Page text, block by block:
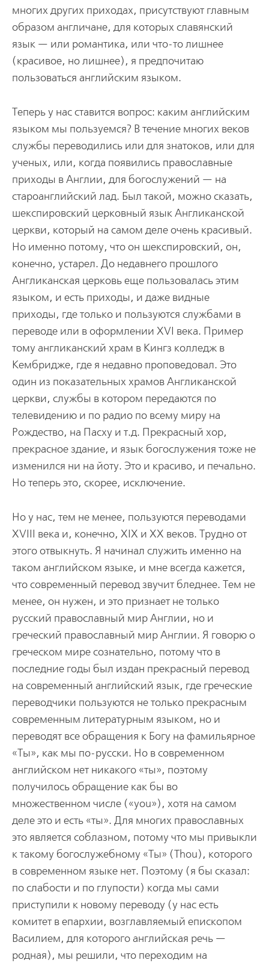
многих других приходах, присутствуют главным
образом англичане, для которых славянский
язык — или романтика, или что-то лишнее
(красивое, но лишнее), я предпочитаю
пользоваться английским языком.
Теперь у нас ставится вопрос: каким английским
языком мы пользуемся? В течение многих веков
службы переводились или для знатоков, или для
ученых, или, когда появились православные
приходы в Англии, для богослужений — на
староанглийский лад. Был такой, можно сказать,
шекспировский церковный язык Англиканской
церкви, который на самом деле очень красивый.
Но именно потому, что он шекспировский, он,
конечно, устарел. До недавнего прошлого
Англиканская церковь еще пользовалась этим
языком, и есть приходы, и даже видные
приходы, где только и пользуются службами в
переводе или в оформлении XVI века. Пример
тому англиканский храм в Кингз колледж в
Кембридже, где я недавно проповедовал. Это
один из показательных храмов Англиканской
церкви, службы в котором передаются по
телевидению и по радио по всему миру на
Рождество, на Пасху и т.д. Прекрасный хор,
прекрасное здание, и язык богослужения тоже не
изменился ни на йоту. Это и красиво, и печально.
Но теперь это, скорее, исключение.
Но у нас, тем не менее, пользуются переводами
XVIII века и, конечно, XIX и XX веков. Трудно от
этого отвыкнуть. Я начинал служить именно на
таком английском языке, и мне всегда кажется,
что современный перевод звучит бледнее. Тем не
менее, он нужен, и это признает не только
русский православный мир Англии, но и
греческий православный мир Англии. Я говорю о
греческом мире сознательно, потому что в
последние годы был издан прекрасный перевод
на современный английский язык, где греческие
переводчики пользуются не только прекрасным
современным литературным языком, но и
переводят все обращения к Богу на фамильярное
«Ты», как мы по-русски. Но в современном
английском нет никакого «ты», поэтому
получилось обращение как бы во
множественном числе («you»), хотя на самом
деле это и есть «ты». Для многих православных
это является соблазном, потому что мы привыкли
к такому богослужебному «Ты» (Thou), которого
в современном языке нет. Поэтому (я бы сказал:
по слабости и по глупости) когда мы сами
приступили к новому переводу (у нас есть
комитет в епархии, возглавляемый епископом
Василием, для которого английская речь —
родная), мы решили, что переходим на